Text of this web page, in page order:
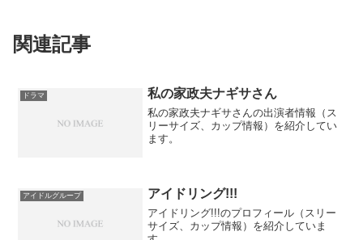
関連記事
ドラマ 私の家政夫ナギサさん
私の家政夫ナギサさんの出演者情報（ス
リーサイズ、カップ情報）を紹介してい
ます。
アイドルグループ アイドリング!!!
アイドリング!!!のプロフィール（スリー
サイズ、カップ情報）を紹介していま